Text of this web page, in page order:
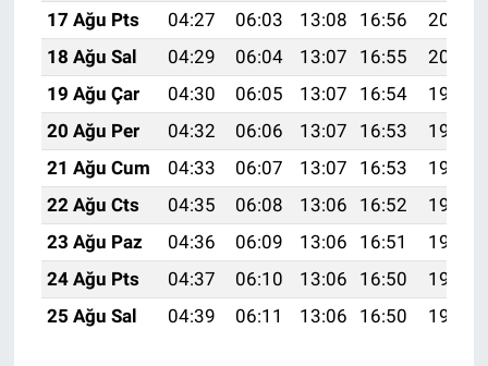
17 Ağu Pts
04:27 06:03 13:08 16:56
20:02
18 Ağu Sal
04:29 06:04 13:07 16:55
20:00
19 Ağu Çar
04:30 06:05 13:07 16:54
19:59
20 Ağu Per
04:32 06:06 13:07 16:53
19:58
21 Ağu Cum
04:33 06:07 13:07 16:53
19:56
22 Ağu Cts
04:35 06:08 13:06 16:52
19:55
23 Ağu Paz
04:36 06:09 13:06 16:51
19:53
24 Ağu Pts
04:37 06:10 13:06 16:50
19:52
25 Ağu Sal
04:39 06:11 13:06 16:50 19:50